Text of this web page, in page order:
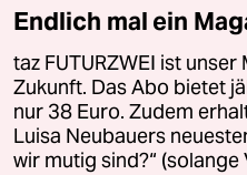
Endlich mal ein
taz FUTURZWEI ist
Zukunft. Das Abo bietet
nur 38 Euro. Zudem
Luisa Neubauers
wir mutig sind?“